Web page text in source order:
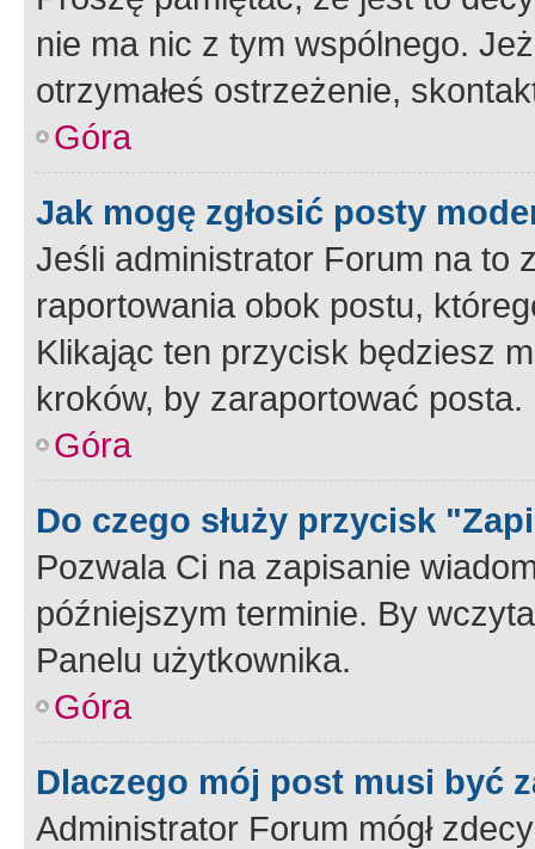
nie ma nic z tym wspólnego.
otrzymałeś ostrzeżenie,
Góra
Jak mogę zgłosić posty
Jeśli administrator Forum na to
raportowania obok postu,
Klikając ten przycisk będziesz
kroków, by zaraportować posta.
Góra
Do czego służy przycisk
Pozwala Ci na zapisanie
późniejszym terminie. By
Panelu użytkownika.
Góra
Dlaczego mój post musi być
Administrator Forum mógł